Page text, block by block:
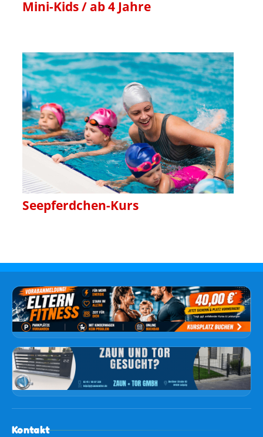
Mini-Kids / ab 4 Jahre
Seepferdchen-Kurs
Kontakt